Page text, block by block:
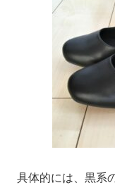
具体的には、黒系